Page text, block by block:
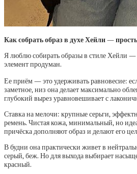
Как собрать образ в духе Хейли —
Я люблю собирать образы в стиле Хейли —
элемент продуман.
Ее приём — это удерживать равновесие:
заметное, низ она делает максимально
глубокий вырез уравновешивает с
Ставка на мелочи: крупные серьги,
ремень. Чистая кожа, минимальный, но
причёска дополняют образ и делают его
В будни она практически живет в
серый, беж. Но для выхода выбирает
красный.